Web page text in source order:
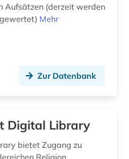
langsame heimkehr (1)
Aufsätzen (derzeit werden
Mehr
Zur Datenbank
Digital Library
bietet Zugang zu
Religion,